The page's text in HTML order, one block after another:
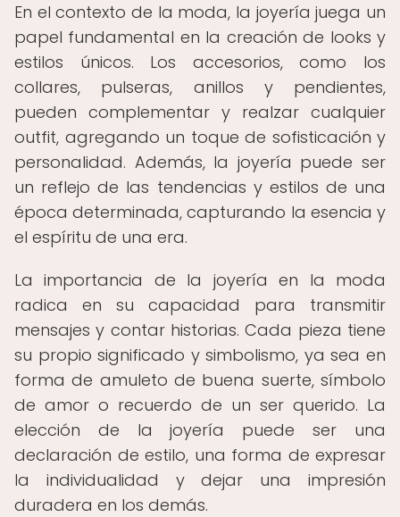
En el contexto de la moda, la joyería juega un
papel fundamental en la creación de looks y
estilos únicos. Los accesorios, como los
collares, pulseras, anillos y pendientes,
pueden complementar y realzar cualquier
outfit, agregando un toque de sofisticación y
personalidad. Además, la joyería puede ser
un reflejo de las tendencias y estilos de una
época determinada, capturando la esencia y
el espíritu de una era.
La importancia de la joyería en la moda
radica en su capacidad para transmitir
mensajes y contar historias. Cada pieza tiene
su propio significado y simbolismo, ya sea en
forma de amuleto de buena suerte, símbolo
de amor o recuerdo de un ser querido. La
elección de la joyería puede ser una
declaración de estilo, una forma de expresar
la individualidad y dejar una impresión
duradera en los demás.